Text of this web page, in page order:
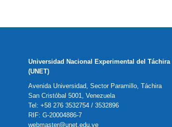
Universidad Nacional Experimental del Táchira
(UNET)
Avenida Universidad, Sector Paramillo, Táchira
San Cristóbal 5001, Venezuela
Tel: +58 276 3532754 / 3532896
RIF: G-20004886-7
webmaster@unet.edu.ve